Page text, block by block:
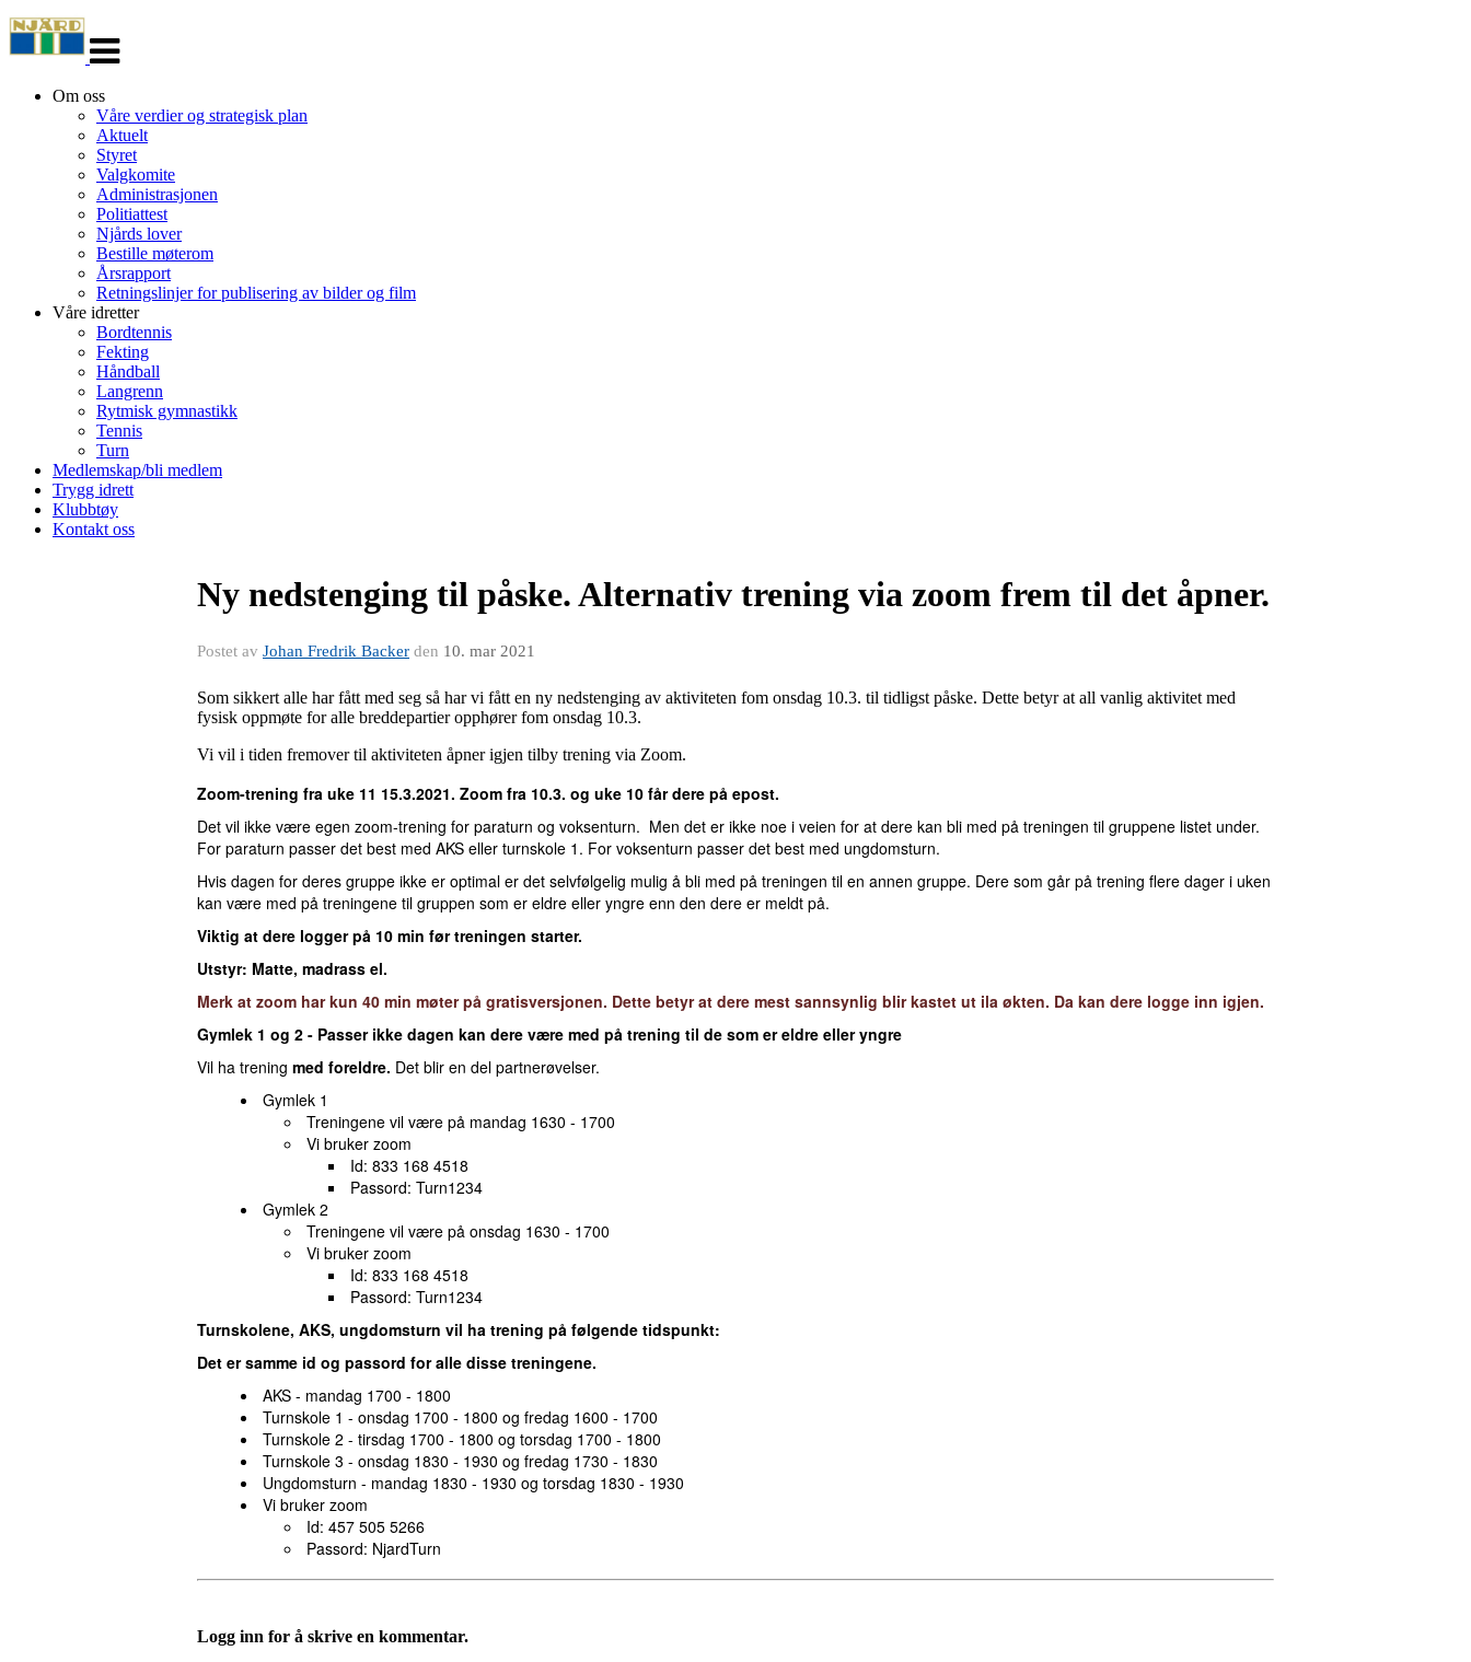
navigasjon
Om oss
Våre verdier og strategisk plan
Aktuelt
Styret
Valgkomite
Administrasjonen
Politiattest
Njårds lover
Bestille møterom
Årsrapport
Retningslinjer for publisering av bilder og film
Våre idretter
Bordtennis
Fekting
Håndball
Langrenn
Rytmisk gymnastikk
Tennis
Turn
Medlemskap/bli medlem
Trygg idrett
Klubbtøy
Kontakt oss
Ny nedstenging til påske. Alternativ trening via zoom frem til det åpner.
Postet av Johan Fredrik Backer den 10. mar 2021
Som sikkert alle har fått med seg så har vi fått en ny nedstenging av aktiviteten fom onsdag 10.3. til tidligst påske. Dette betyr at all vanlig aktivitet med
fysisk oppmøte for alle breddepartier opphører fom onsdag 10.3.
Vi vil i tiden fremover til aktiviteten åpner igjen tilby trening via Zoom.
Zoom-trening fra uke 11 15.3.2021. Zoom fra 10.3. og uke 10 får dere på epost.
Det vil ikke være egen zoom-trening for paraturn og voksenturn. Men det er ikke noe i veien for at dere kan bli med på treningen til gruppene listet under.
For paraturn passer det best med AKS eller turnskole 1. For voksenturn passer det best med ungdomsturn.
Hvis dagen for deres gruppe ikke er optimal er det selvfølgelig mulig å bli med på treningen til en annen gruppe. Dere som går på trening flere dager i uken
kan være med på treningene til gruppen som er eldre eller yngre enn den dere er meldt på.
Viktig at dere logger på 10 min før treningen starter.
Utstyr: Matte, madrass el.
Merk at zoom har kun 40 min møter på gratisversjonen. Dette betyr at dere mest sannsynlig blir kastet ut ila økten. Da kan dere logge inn igjen.
Gymlek 1 og 2 - Passer ikke dagen kan dere være med på trening til de som er eldre eller yngre
Vil ha trening med foreldre. Det blir en del partnerøvelser.
Gymlek 1
Treningene vil være på mandag 1630 - 1700
Vi bruker zoom
Id: 833 168 4518
Passord: Turn1234
Gymlek 2
Treningene vil være på onsdag 1630 - 1700
Vi bruker zoom
Id: 833 168 4518
Passord: Turn1234
Turnskolene, AKS, ungdomsturn vil ha trening på følgende tidspunkt:
Det er samme id og passord for alle disse treningene.
AKS - mandag 1700 - 1800
Turnskole 1 - onsdag 1700 - 1800 og fredag 1600 - 1700
Turnskole 2 - tirsdag 1700 - 1800 og torsdag 1700 - 1800
Turnskole 3 - onsdag 1830 - 1930 og fredag 1730 - 1830
Ungdomsturn - mandag 1830 - 1930 og torsdag 1830 - 1930
Vi bruker zoom
Id: 457 505 5266
Passord: NjardTurn
Logg inn for å skrive en kommentar.